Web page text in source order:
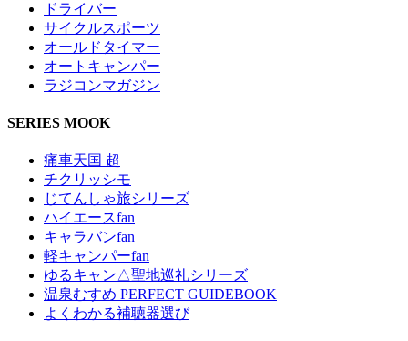
ドライバー
サイクルスポーツ
オールドタイマー
オートキャンパー
ラジコンマガジン
SERIES MOOK
痛車天国 超
チクリッシモ
じてんしゃ旅シリーズ
ハイエースfan
キャラバンfan
軽キャンパーfan
ゆるキャン△聖地巡礼シリーズ
温泉むすめ PERFECT GUIDEBOOK
よくわかる補聴器選び